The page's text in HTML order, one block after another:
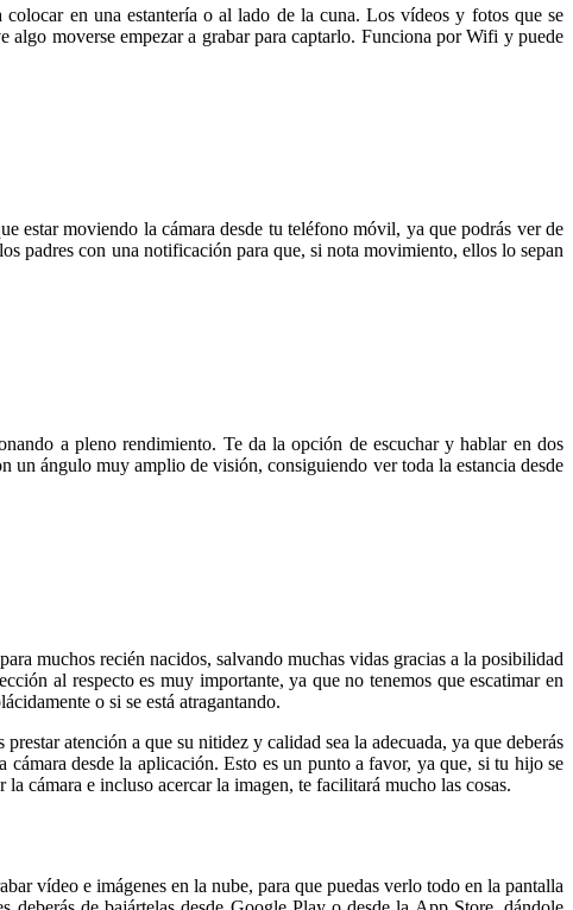
en una estantería o al lado de la cuna. Los vídeos y fotos que se
algo moverse empezar a grabar para captarlo. Funciona por Wifi y puede
estar moviendo la cámara desde tu teléfono móvil, ya que podrás ver de
padres con una notificación para que, si nota movimiento, ellos lo sepan
a pleno rendimiento. Te da la opción de escuchar y hablar en dos
un ángulo muy amplio de visión, consiguiendo ver toda la estancia desde
muchos recién nacidos, salvando muchas vidas gracias a la posibilidad
al respecto es muy importante, ya que no tenemos que escatimar en
o si se está atragantando.
atención a que su nitidez y calidad sea la adecuada, ya que deberás
desde la aplicación. Esto es un punto a favor, ya que, si tu hijo se
cámara e incluso acercar la imagen, te facilitará mucho las cosas.
vídeo e imágenes en la nube, para que puedas verlo todo en la pantalla